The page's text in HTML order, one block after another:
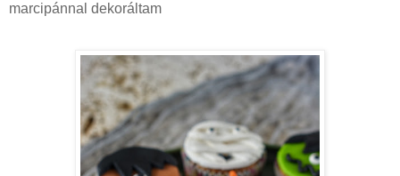
marcipánnal dekoráltam